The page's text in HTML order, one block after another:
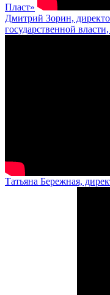
Пласт»
Дмитрий Зорин,
государственной
Татьяна Бережная,